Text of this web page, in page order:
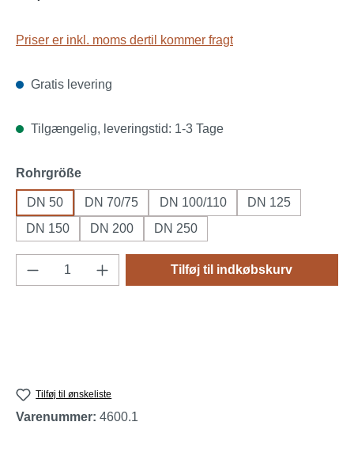
Priser er inkl. moms dertil kommer fragt
Gratis levering
Tilgængelig, leveringstid: 1-3 Tage
Vælg
Rohrgröße
DN 50 DN 70/75 DN 100/110
DN 125
DN 150
DN 200 DN 250
Produktmængde: Indtast det ønskede
Tilføj til indkøbskurv
Tilføj til ønskeliste
Varenummer: 4600.1